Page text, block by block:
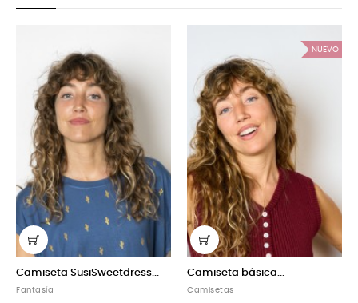
Camiseta básica... Camiseta